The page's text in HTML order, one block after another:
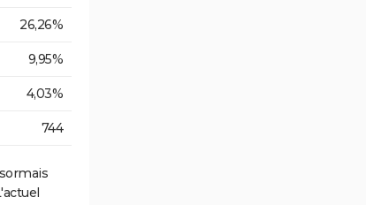
26,26%
9,95%
4,03%
744